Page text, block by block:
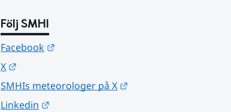
Följ SMHI
Facebook
X
SMHIs meteorologer på X
Linkedin